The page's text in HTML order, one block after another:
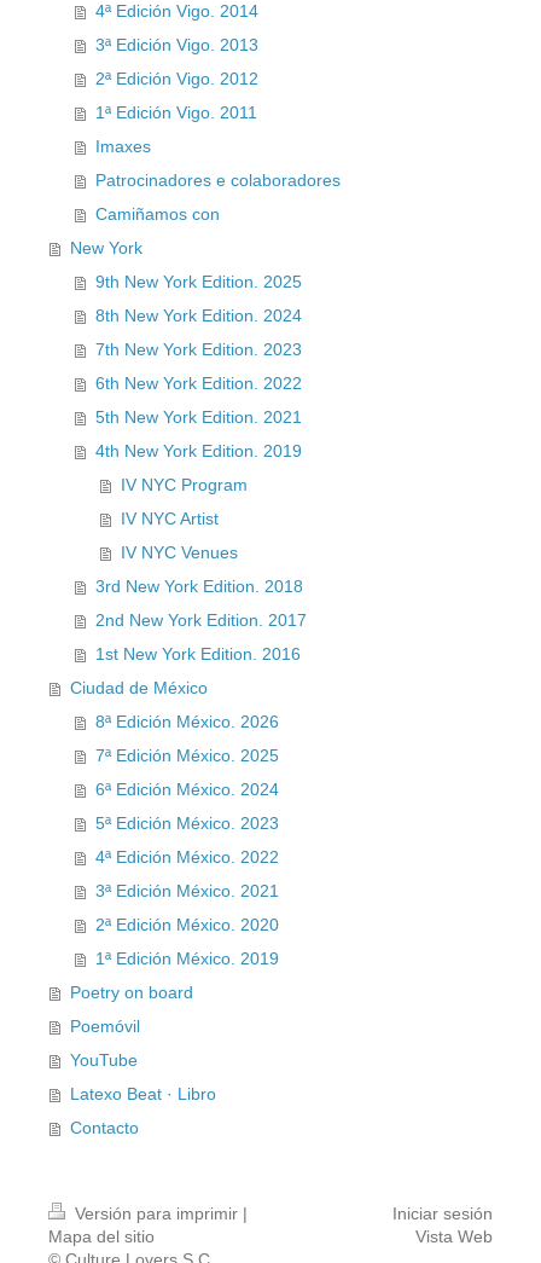
4ª Edición Vigo. 2014
3ª Edición Vigo. 2013
2ª Edición Vigo. 2012
1ª Edición Vigo. 2011
Imaxes
Patrocinadores e colaboradores
Camiñamos con
New York
9th New York Edition. 2025
8th New York Edition. 2024
7th New York Edition. 2023
6th New York Edition. 2022
5th New York Edition. 2021
4th New York Edition. 2019
IV NYC Program
IV NYC Artist
IV NYC Venues
3rd New York Edition. 2018
2nd New York Edition. 2017
1st New York Edition. 2016
Ciudad de México
8ª Edición México. 2026
7ª Edición México. 2025
6ª Edición México. 2024
5ª Edición México. 2023
4ª Edición México. 2022
3ª Edición México. 2021
2ª Edición México. 2020
1ª Edición México. 2019
Poetry on board
Poemóvil
YouTube
Latexo Beat · Libro
Contacto
Versión para imprimir |
Mapa del sitio
Iniciar sesión
Vista Web